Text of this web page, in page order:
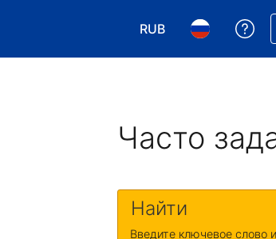
RUB
Выберите валюту.
Выберите
Часто
Найти
Введите ключевое слово